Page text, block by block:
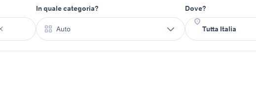
In quale categoria?
Auto
Dove?